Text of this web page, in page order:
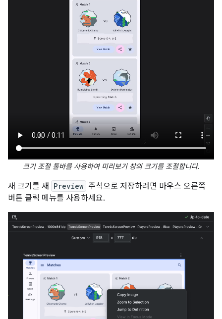
크기 조절 툴바를 사용하여 미리보기 창의 크기를 조절합니다.
새 크기를 새 Preview 주석으로 저장하려면 마우스 오른쪽
버튼 클릭 메뉴를 사용하세요.